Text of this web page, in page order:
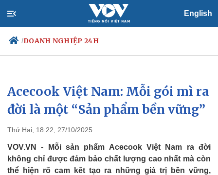
English
/DOANH NGHIỆP 24H
Chính trị
Đảng
Tổ chức nhân sự
Nhận diện sự thật
Xã hội
Tin 24h
Dự báo thời tiết
Việc làm
Biển đảo
Acecook Việt Nam: Mỗi gói mì ra
đời là một “Sản phẩm bền vững”
Thứ Hai, 18:22, 27/10/2025
VOV.VN - Mỗi sản phẩm Acecook Việt Nam ra đời
không chỉ được đảm bảo chất lượng cao nhất mà còn
thể hiện rõ cam kết tạo ra những giá trị bền vững,